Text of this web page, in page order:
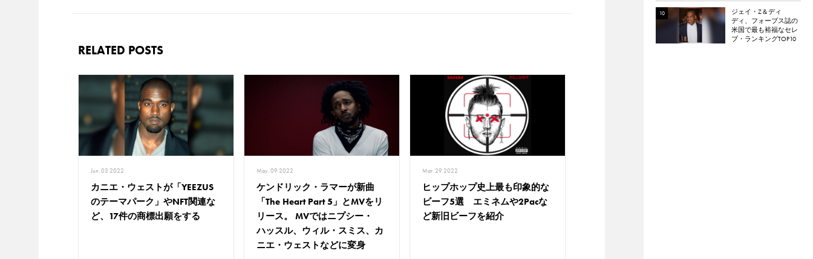
RELATED POSTS
Jun. 03 2022
カニエ・ウェストが「YEEZUS
のテーマパーク」やNFT関連な
ど、17件の商標出願をする
May. 09 2022
ケンドリック・ラマーが新曲
「The Heart Part 5」とMVをリ
リース。 MVではニプシー・
ハッスル、ウィル・スミス、カ
ニエ・ウェストなどに変身
Mar. 29 2022
ヒップホップ史上最も印象的な
ビーフ5選 エミネムや2Pacな
ど新旧ビーフを紹介
エミネムやドレイクの
例など
ジェイ・Z＆ディ
ディ、フォーブス誌の
米国で最も裕福なセレ
ブ・ランキングTOP10